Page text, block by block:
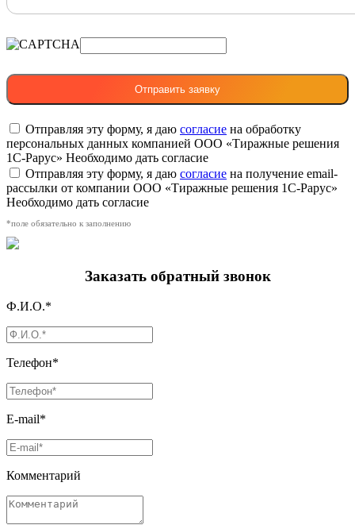
Отправляя эту форму, я даю согласие на обработку
персональных данных компанией ООО «Тиражные решения
1С-Рарус» Необходимо дать согласие
Отправляя эту форму, я даю согласие на получение email-
рассылки от компании ООО «Тиражные решения 1С-Рарус»
Необходимо дать согласие
*поле обязательно к заполнению
Заказать обратный звонок
Ф.И.О.*
Телефон*
E-mail*
Комментарий